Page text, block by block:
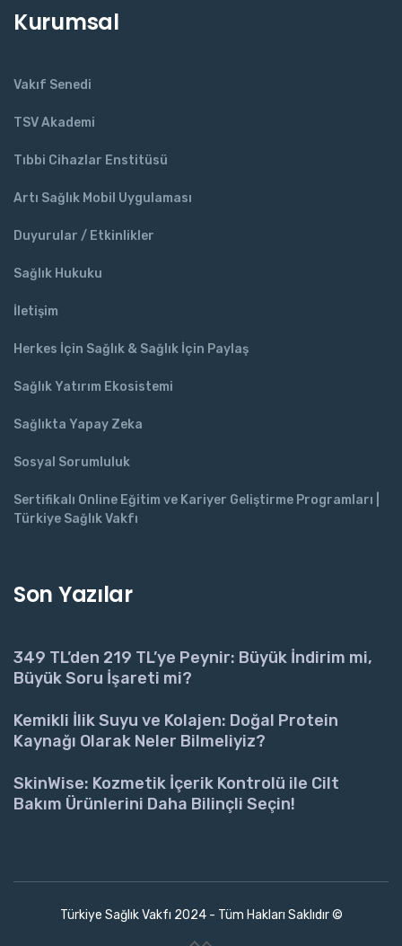
Kurumsal
Vakıf Senedi
TSV Akademi
Tıbbi Cihazlar Enstitüsü
Artı Sağlık Mobil Uygulaması
Duyurular / Etkinlikler
Sağlık Hukuku
İletişim
Herkes İçin Sağlık & Sağlık İçin Paylaş
Sağlık Yatırım Ekosistemi
Sağlıkta Yapay Zeka
Sosyal Sorumluluk
Sertifikalı Online Eğitim ve Kariyer Geliştirme Programları |
Türkiye Sağlık Vakfı
Son Yazılar
349 TL’den 219 TL’ye Peynir: Büyük İndirim mi,
Büyük Soru İşareti mi?
Kemikli İlik Suyu ve Kolajen: Doğal Protein
Kaynağı Olarak Neler Bilmeliyiz?
SkinWise: Kozmetik İçerik Kontrolü ile Cilt
Bakım Ürünlerini Daha Bilinçli Seçin!
Türkiye Sağlık Vakfı 2024 - Tüm Hakları Saklıdır ©